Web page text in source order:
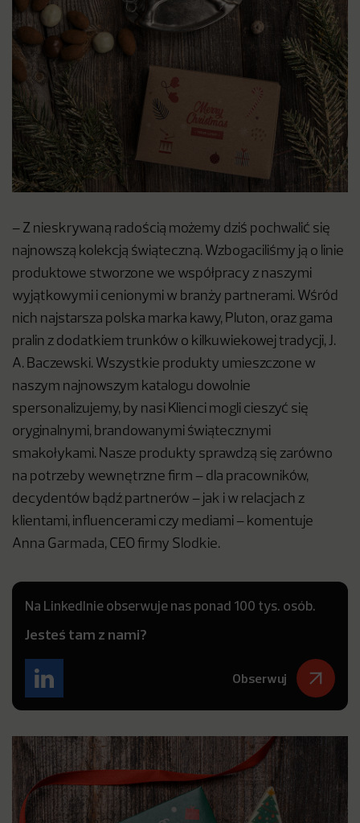
– Z nieskrywaną radością możemy dziś pochwalić się
najnowszą kolekcją świąteczną. Wzbogaciliśmy ją o linie
produktowe stworzone we współpracy z naszymi
wyjątkowymi i cenionymi w branży partnerami. Wśród
nich najstarsza polska marka kawy, Pluton, oraz gama
pralin z dodatkiem trunków o kilkuwiekowej tradycji, J.
A. Baczewski. Wszystkie produkty umieszczone w
naszym najnowszym katalogu dowolnie
spersonalizujemy, by nasi Klienci mogli cieszyć się
oryginalnymi, brandowanymi świątecznymi
smakołykami. Nasze produkty sprawdzą się zarówno
na potrzeby wewnętrzne firm – dla pracowników,
decydentów bądź partnerów – jak i w relacjach z
klientami, influencerami czy mediami – komentuje
Anna Garmada, CEO firmy Slodkie.
Na LinkedInie obserwuje nas ponad 100 tys. osób.
Jesteś tam z nami?
Obserwuj